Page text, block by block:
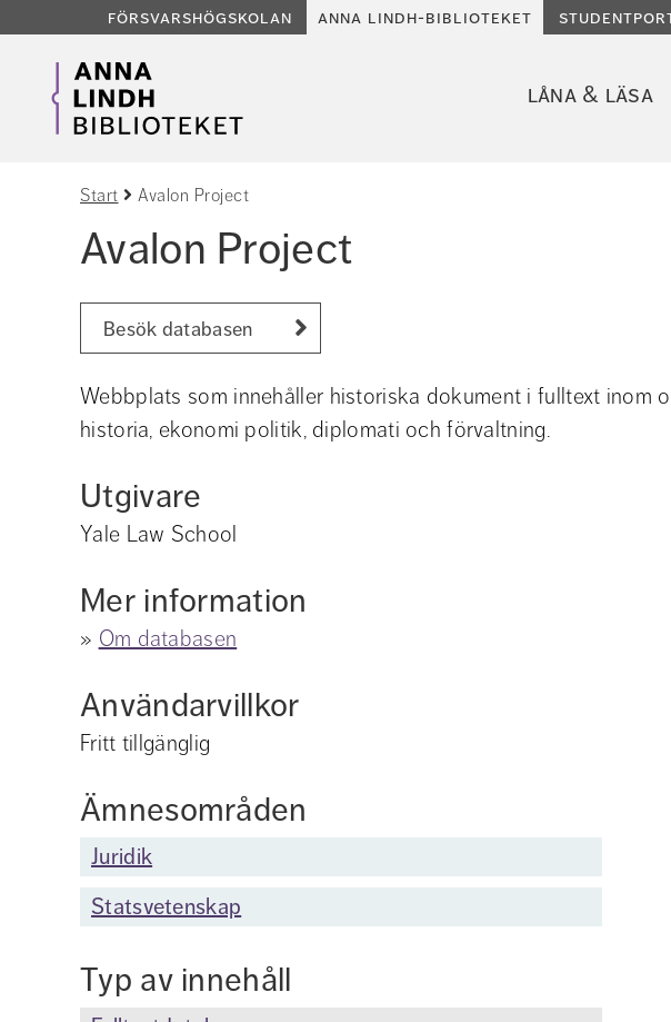
försvarshögskolan anna lindh-biblioteket
låna & läsa
Start Avalon Project
Avalon Project
Besök databasen
Webbplats som innehåller historiska dokument i fulltext inom
historia, ekonomi politik, diplomati och förvaltning.
Utgivare
Yale Law School
Mer information
» Om databasen
Användarvillkor
Fritt tillgänglig
Ämnesområden
Juridik
Statsvetenskap
Typ av innehåll